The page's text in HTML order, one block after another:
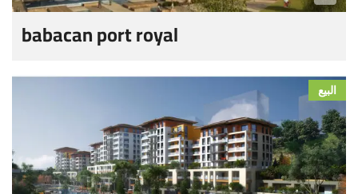
babacan port royal
البيع